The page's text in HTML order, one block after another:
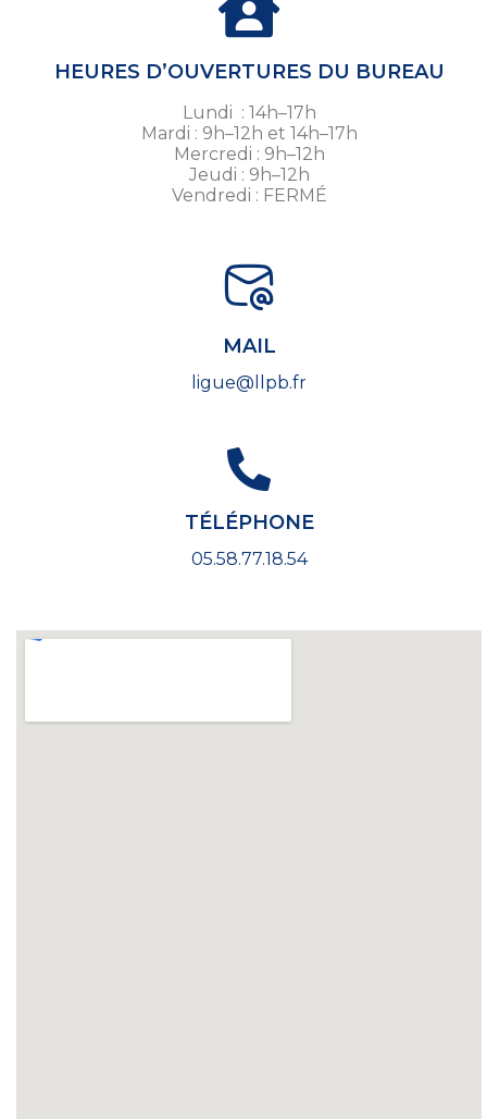
HEURES D’OUVERTURES DU BUREAU
Lundi : 14h–17h
Mardi : 9h–12h et 14h–17h
Mercredi : 9h–12h
Jeudi : 9h–12h
Vendredi : FERMÉ
MAIL
ligue@llpb.fr
TÉLÉPHONE
05.58.77.18.54